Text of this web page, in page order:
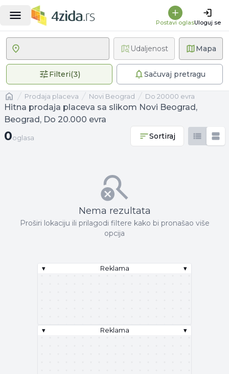
Postavi oglasUloguj se
Mapa
Filteri(3)3 primenjena filteraSačuvaj pretragu
Udaljenost
Naslovnaprodaja placeva Novi Beograd Do 20000 evra
Hitna prodaja placeva sa slikom Novi Beograd,
Beograd, Do 20.000 evra
0 oglasa
0oglasa Sortiraj
Nema rezultata
Proširi lokaciju ili prilagodi filtere kako bi pronašao više
opcija
▾ Reklama ▾
▾ Reklama ▾